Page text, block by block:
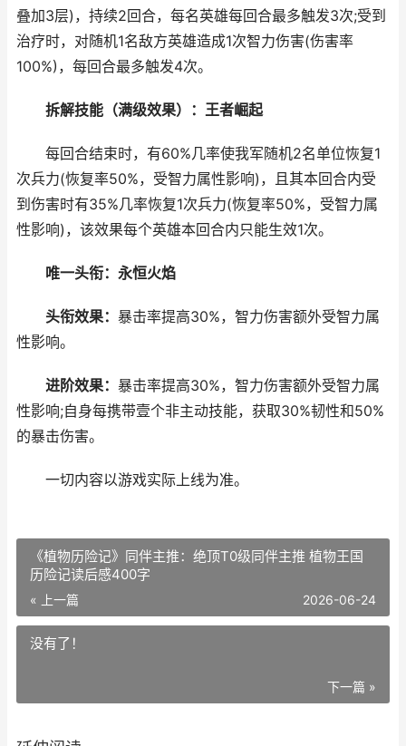
叠加3层)，持续2回合，每名英雄每回合最多触发3次;受到
治疗时，对随机1名敌方英雄造成1次智力伤害(伤害率
100%)，每回合最多触发4次。
拆解技能（满级效果）：王者崛起
每回合结束时，有60%几率使我军随机2名单位恢复1
次兵力(恢复率50%，受智力属性影响)，且其本回合内受
到伤害时有35%几率恢复1次兵力(恢复率50%，受智力属
性影响)，该效果每个英雄本回合内只能生效1次。
唯一头衔：永恒火焰
头衔效果： 暴击率提高30%，智力伤害额外受智力属
性影响。
进阶效果： 暴击率提高30%，智力伤害额外受智力属
性影响;自身每携带壹个非主动技能，获取30%韧性和50%
的暴击伤害。
一切内容以游戏实际上线为准。
《植物历险记》同伴主推：绝顶T0级同伴主推 植物王国
历险记读后感400字
« 上一篇 2026-06-24
没有了！
下一篇 »